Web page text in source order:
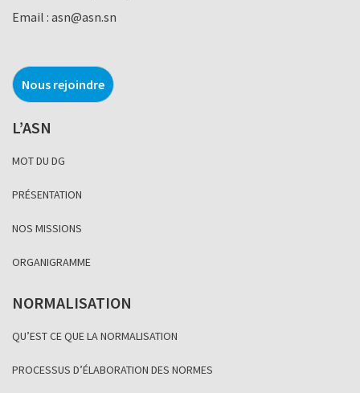
Email : asn@asn.sn
Nous rejoindre
L’ASN
MOT DU DG
PRÉSENTATION
NOS MISSIONS
ORGANIGRAMME
NORMALISATION
QU’EST CE QUE LA NORMALISATION
PROCESSUS D’ÉLABORATION DES NORMES